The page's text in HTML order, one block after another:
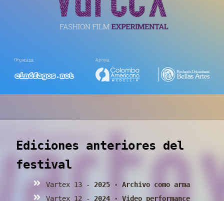
Ediciones anteriores del
festival
Vartex 13 -2025 · Archivo como arma
Vartex 12 -2024 · Video performance